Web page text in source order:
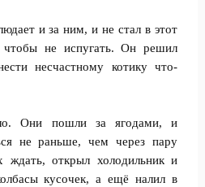
и за ним, и не стал в этот
чтобы не испугать. Он решил
несчастному котику что-
Они пошли за ягодами, и
не раньше, чем через пару
ждать, открыл холодильник и
кусочек, а ещё налил в